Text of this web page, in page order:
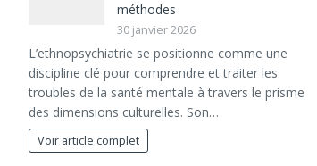
méthodes
30 janvier 2026
L’ethnopsychiatrie se positionne comme une
discipline clé pour comprendre et traiter les
troubles de la santé mentale à travers le prisme
des dimensions culturelles. Son…
Voir article complet